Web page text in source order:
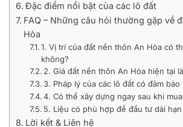
Đặc điểm nổi bật của các lô đất
FAQ – Những câu hỏi thường gặp về
Hòa
1. Vị trí của đất nền thôn An Hòa có
không?
2. Giá đất nền thôn An Hòa hiện tại
3. Pháp lý của các lô đất có đảm bảo
4. Có thể xây dựng ngay sau khi
5. Liệu có phù hợp để đầu tư dài
Lời kết & Liên hệ